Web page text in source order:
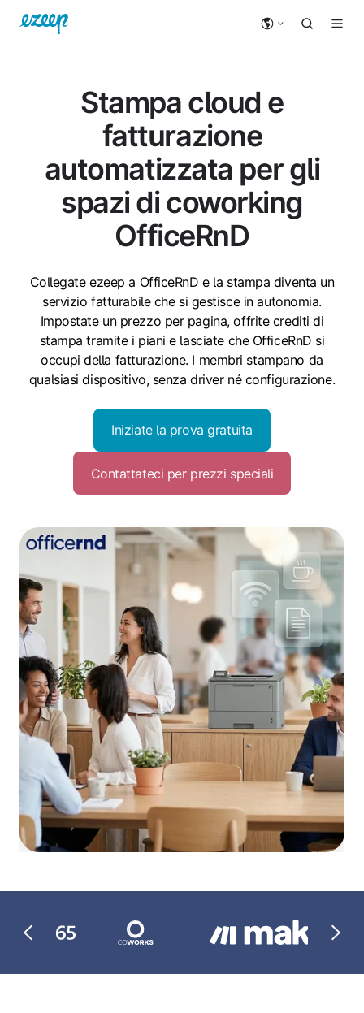
Stampa cloud e
fatturazione
automatizzata per gli
spazi di coworking
OfficeRnD
Collegate ezeep a OfficeRnD e la stampa diventa un
servizio fatturabile che si gestisce in autonomia.
Impostate un prezzo per pagina, offrite crediti di
stampa tramite i piani e lasciate che OfficeRnD si
occupi della fatturazione. I membri stampano da
qualsiasi dispositivo, senza driver né configurazione.
Iniziate la prova gratuita
Contattateci per prezzi speciali